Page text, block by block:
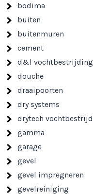
bodima
buiten
buitenmuren
cement
d&l vochtbestrijding
douche
draaipoorten
dry systems
drytech
gamma
garage
gevel
gevel impregneren
gevelreiniging